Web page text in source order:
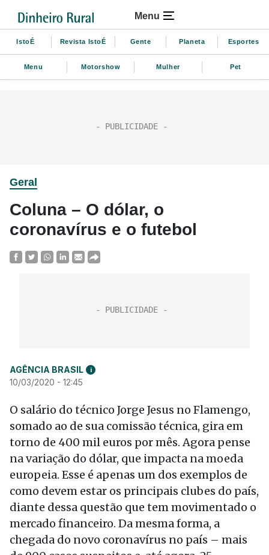
Menu
IstoÉ Revista IstoÉ Gente Planeta Esportes
Menu Motorshow Mulher Pet
Geral
Coluna – O dólar, o
coronavírus e o futebol
AGÊNCIA BRASIL i
10/03/2020 - 12:45
O salário do técnico Jorge Jesus no Flamengo,
somado ao de sua comissão técnica, gira em
torno de 400 mil euros por mês. Agora pense
na variação do dólar, que impacta na moeda
europeia. Esse é apenas um dos exemplos de
como devem estar os principais clubes do país,
diante dessa questão que tem movimentado o
mercado financeiro. Da mesma forma, a
chegada do novo coronavírus no país – mais